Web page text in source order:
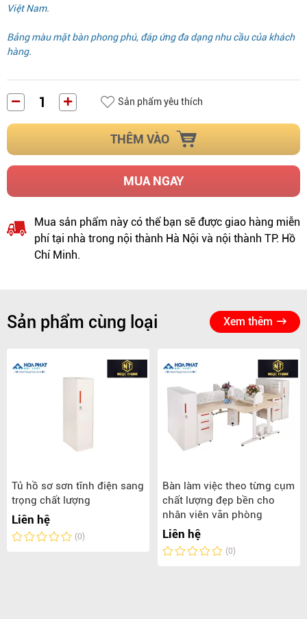
Việt Nam.
Bảng màu mặt bàn phong phú, đáp ứng đa dạng nhu cầu của khách
hàng.
Sản phẩm yêu thích
THÊM VÀO
MUA NGAY
Mua sản phẩm này có thể bạn sẽ được giao hàng miễn
phí tại nhà trong nội thành Hà Nội và nội thành TP. Hồ
Chí Minh.
Sản phẩm cùng loại Xem thêm
Tủ hồ sơ sơn tĩnh điện sang
trọng chất lượng
Liên hệ
(0)
Bàn làm việc theo từng cụm
chất lượng đẹp bền cho
nhân viên văn phòng
Liên hệ
(0)